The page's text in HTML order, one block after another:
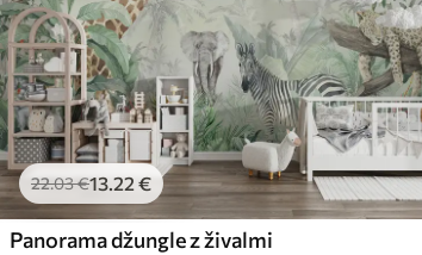
22.03€13.22 €
Panorama džungle z živalmi